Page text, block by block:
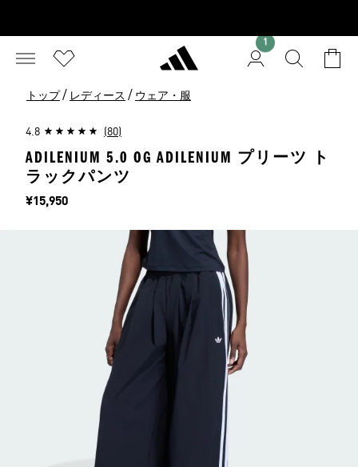
1
トップ / レディース / ウェア・服
4.8 (80)
ADILENIUM 5.0 OG ADILENIUM プリーツ ト
ラックパンツ
価格
¥15,950